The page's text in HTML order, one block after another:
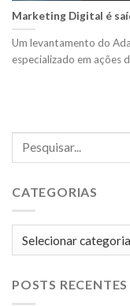
Marketing Digital é
Um levantamento do
especializado em ações
CATEGORIAS
Categorias
POSTS RECENTES